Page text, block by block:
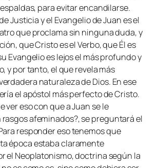
para evitar encandilarse.
Justicia y el Evangelio de Juan es el
que proclama sin ninguna duda, y
que Cristo es el Verbo, que Él es
Evangelio es lejos el más profundo y
y por tanto, el que revela más
naturaleza de Dios. En ese
el apóstol más perfecto de Cristo.
ver eso con que a Juan se le
afeminados?, se preguntará el
responder eso tenemos que
época estaba claramente
el Neoplatonismo, doctrina según la